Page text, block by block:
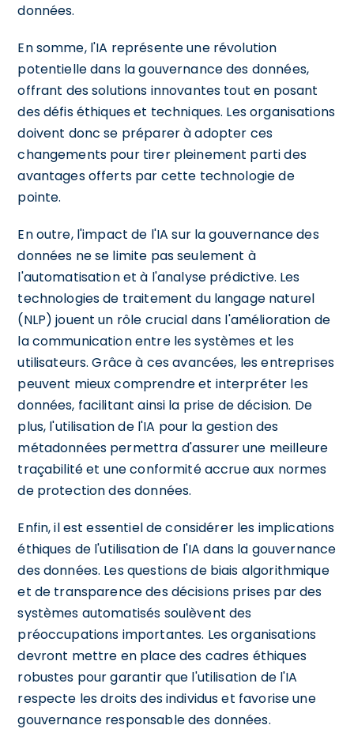
données.
En somme, l'IA représente une révolution
potentielle dans la gouvernance des données,
offrant des solutions innovantes tout en posant
des défis éthiques et techniques. Les organisations
doivent donc se préparer à adopter ces
changements pour tirer pleinement parti des
avantages offerts par cette technologie de
pointe.
En outre, l'impact de l'IA sur la gouvernance des
données ne se limite pas seulement à
l'automatisation et à l'analyse prédictive. Les
technologies de traitement du langage naturel
(NLP) jouent un rôle crucial dans l'amélioration de
la communication entre les systèmes et les
utilisateurs. Grâce à ces avancées, les entreprises
peuvent mieux comprendre et interpréter les
données, facilitant ainsi la prise de décision. De
plus, l'utilisation de l'IA pour la gestion des
métadonnées permettra d'assurer une meilleure
traçabilité et une conformité accrue aux normes
de protection des données.
Enfin, il est essentiel de considérer les implications
éthiques de l'utilisation de l'IA dans la gouvernance
des données. Les questions de biais algorithmique
et de transparence des décisions prises par des
systèmes automatisés soulèvent des
préoccupations importantes. Les organisations
devront mettre en place des cadres éthiques
robustes pour garantir que l'utilisation de l'IA
respecte les droits des individus et favorise une
gouvernance responsable des données.